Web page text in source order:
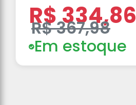
R$ 334,86
R$ 367,98
Em estoque